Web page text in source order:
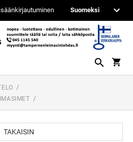
TAKAISIN